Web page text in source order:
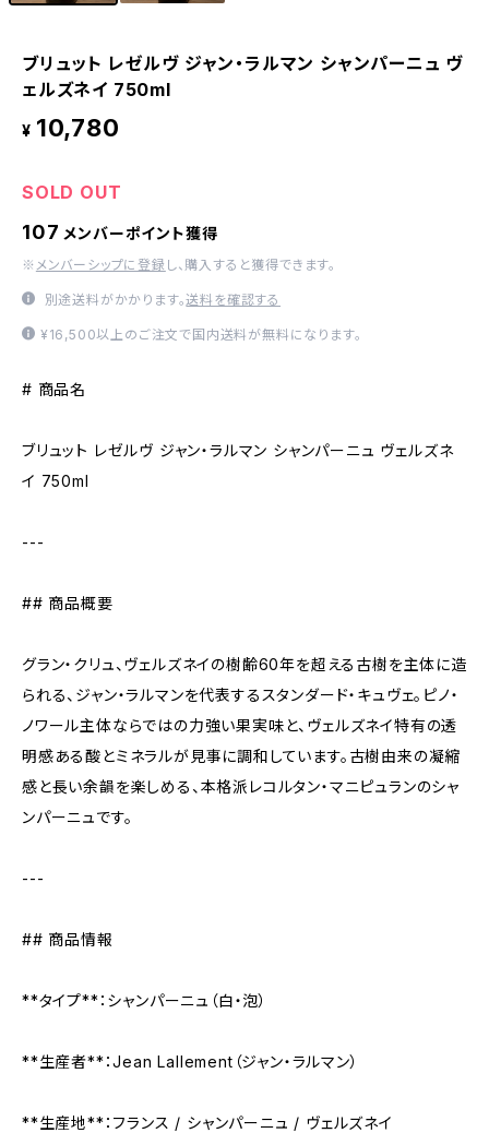
ブリュット レゼルヴ ジャン・ラルマン シャンパーニュ ヴ
ェルズネイ 750ml
¥ 10,780
SOLD OUT
107 メンバーポイント獲得
※ メンバーシップに登録 し、購入すると獲得できます。
別途送料がかかります。送料を確認する
¥16,500以上のご注文で国内送料が無料になります。
# 商品名
ブリュット レゼルヴ ジャン・ラルマン シャンパーニュ ヴェルズネ
イ 750ml
---
## 商品概要
グラン・クリュ、ヴェルズネイの樹齢60年を超える古樹を主体に造
られる、ジャン・ラルマンを代表するスタンダード・キュヴェ。ピノ・
ノワール主体ならではの力強い果実味と、ヴェルズネイ特有の透
明感ある酸とミネラルが見事に調和しています。古樹由来の凝縮
感と長い余韻を楽しめる、本格派レコルタン・マニピュランのシャ
ンパーニュです。
---
## 商品情報
**タイプ**：シャンパーニュ（白・泡）
**生産者**：Jean Lallement（ジャン・ラルマン）
**生産地**：フランス / シャンパーニュ / ヴェルズネイ